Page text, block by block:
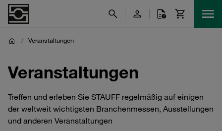
/ Veranstaltungen
Veranstaltungen
Treffen und erleben Sie STAUFF regelmäßig auf einigen
der weltweit wichtigsten Branchenmessen, Ausstellungen
und anderen Veranstaltungen